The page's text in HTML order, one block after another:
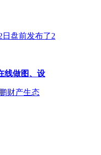
日盘前发布了2
线做图、设
财产生态